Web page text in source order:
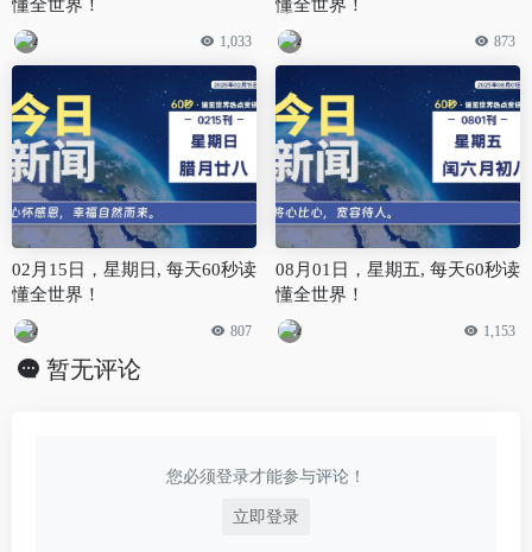
懂全世界！
1,033
懂全世界！
873
02月15日，星期日, 每天60秒读
懂全世界！
807
08月01日，星期五, 每天60秒读
懂全世界！
1,153
暂无评论
您必须登录才能参与评论！
立即登录